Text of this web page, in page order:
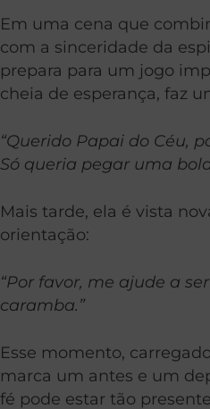
Em uma cena que
com a sinceridade da
prepara para um jogo
cheia de esperança, faz
“Querido Papai do Céu,
Só queria pegar uma
Mais tarde, ela é vista
orientação:
“Por favor, me ajude a
caramba.”
Esse momento,
marca um antes e um
fé pode estar tão